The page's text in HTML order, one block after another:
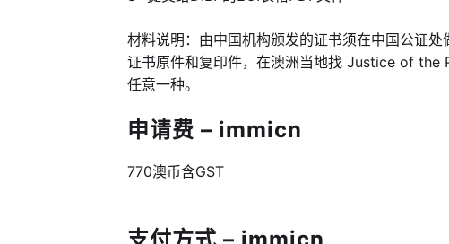
材料说明：由中国机构颁发的证书须在中国公证
证书原件和复印件，在澳洲当地找 Justice of the
任意一种。
申请费 – immicn
770澳币含GST